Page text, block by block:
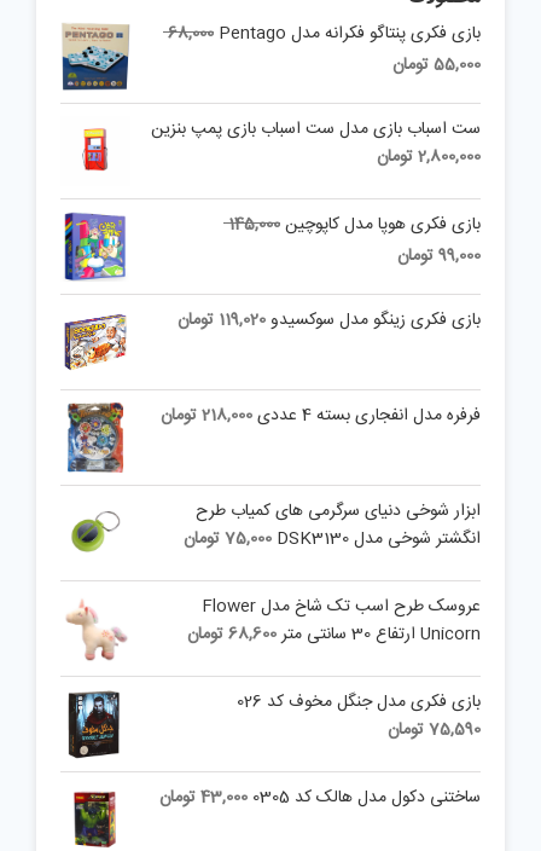
بازی فکری پنتاگو فکرانه مدل Pentago 68,000
Original
price
was:
55,000تومان
is:
55,000 تومان.
ست اسباب بازی مدل ست اسباب بازی پمپ بنزین
2,800,000تومان
بازی فکری هوپا مدل کاپوچین145,000
Original
145,000 تومان.
99,000تومان
is:
99,000 تومان.
بازی فکری زینگو مدل سوکسیدو119,020 تومان
فرفره مدل انفجاری بسته 4 عددی 218,000تومان
ابزار شوخی دنیای سرگرمی های کمیاب طرح
انگشتر شوخی مدل DSK3130
75,000تومان
عروسک طرح اسب تک شاخ مدل Flower
Unicorn ارتفاع 30 سانتی متر
68,600تومان
بازی فکری مدل جنگل مخوف کد 026
75,590تومان
ساختنی دکول مدل هالک کد 0305 43,000تومان